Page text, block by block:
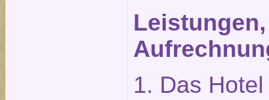
1. Das